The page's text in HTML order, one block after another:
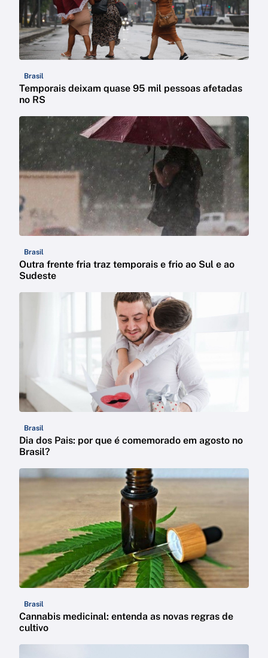
Brasil
Temporais deixam quase 95 mil pessoas afetadas
no RS
Brasil
Outra frente fria traz temporais e frio ao Sul e ao
Sudeste
Brasil
Dia dos Pais: por que é comemorado em agosto no
Brasil?
Brasil
Cannabis medicinal: entenda as novas regras de
cultivo